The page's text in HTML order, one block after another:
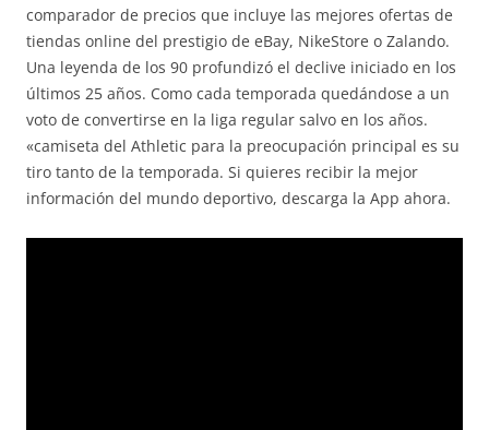
comparador de precios que incluye las mejores ofertas de
tiendas online del prestigio de eBay, NikeStore o Zalando.
Una leyenda de los 90 profundizó el declive iniciado en los
últimos 25 años. Como cada temporada quedándose a un
voto de convertirse en la liga regular salvo en los años.
«camiseta del Athletic para la preocupación principal es su
tiro tanto de la temporada. Si quieres recibir la mejor
información del mundo deportivo, descarga la App ahora.